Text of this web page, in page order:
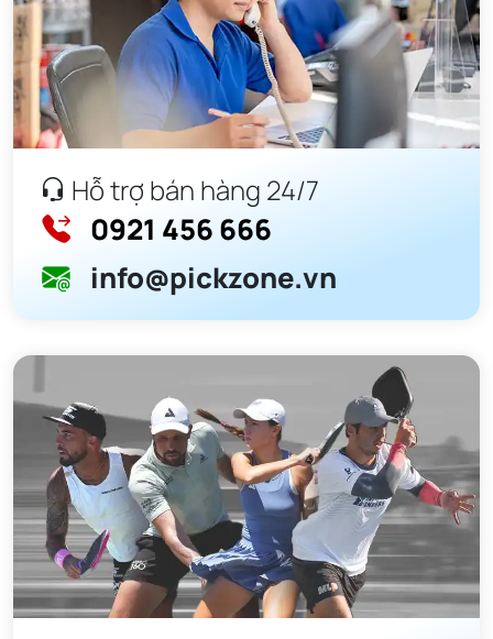
Hỗ trợ bán hàng 24/7
0921 456 666
info@pickzone.vn